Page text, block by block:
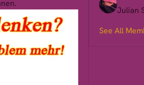
Julian
See All